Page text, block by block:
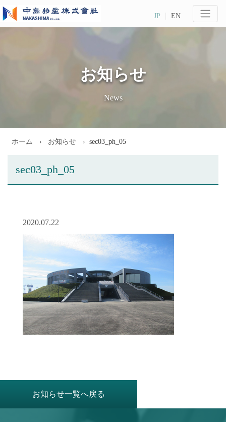
EN
JP
お知らせ
News
ホーム お知らせ sec03_ph_05
sec03_ph_05
2020.07.22
お知らせ一覧へ戻る